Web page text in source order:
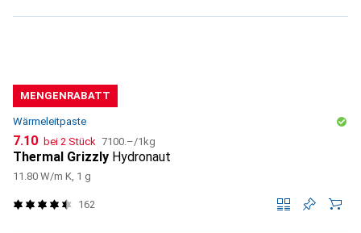
MENGENRABATT
Wärmeleitpaste
CHF
7.10 bei 2 Stück CHF
7100.–/1kg
Thermal Grizzly Hydronaut
11.80 W/m K, 1 g
162